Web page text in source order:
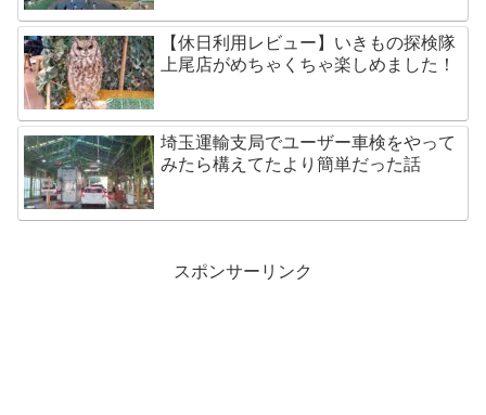
【休日利用レビュー】いきもの探検隊
上尾店がめちゃくちゃ楽しめました！
埼玉運輸支局でユーザー車検をやって
みたら構えてたより簡単だった話
スポンサーリンク